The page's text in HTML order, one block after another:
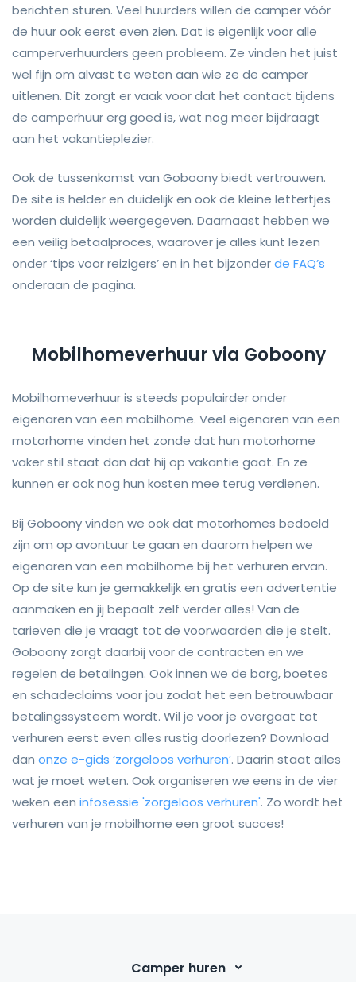
berichten sturen. Veel huurders willen de camper vóór
de huur ook eerst even zien. Dat is eigenlijk voor alle
camperverhuurders geen probleem. Ze vinden het juist
wel fijn om alvast te weten aan wie ze de camper
uitlenen. Dit zorgt er vaak voor dat het contact tijdens
de camperhuur erg goed is, wat nog meer bijdraagt
aan het vakantieplezier.
Ook de tussenkomst van Goboony biedt vertrouwen.
De site is helder en duidelijk en ook de kleine lettertjes
worden duidelijk weergegeven. Daarnaast hebben we
een veilig betaalproces, waarover je alles kunt lezen
onder ‘tips voor reizigers’ en in het bijzonderde FAQ’s
onderaan de pagina.
Mobilhomeverhuur via Goboony
Mobilhomeverhuur is steeds populairder onder
eigenaren van een mobilhome. Veel eigenaren van een
motorhome vinden het zonde dat hun motorhome
vaker stil staat dan dat hij op vakantie gaat. En ze
kunnen er ook nog hun kosten mee terug verdienen.
Bij Goboony vinden we ook dat motorhomes bedoeld
zijn om op avontuur te gaan en daarom helpen we
eigenaren van een mobilhome bij het verhuren ervan.
Op de site kun je gemakkelijk en gratis een advertentie
aanmaken en jij bepaalt zelf verder alles! Van de
tarieven die je vraagt tot de voorwaarden die je stelt.
Goboony zorgt daarbij voor de contracten en we
regelen de betalingen. Ook innen we de borg, boetes
en schadeclaims voor jou zodat het een betrouwbaar
betalingssysteem wordt. Wil je voor je overgaat tot
verhuren eerst even alles rustig doorlezen? Download
dan onze e-gids ‘zorgeloos verhuren’. Daarin staat alles
wat je moet weten. Ook organiseren we eens in de vier
weken een infosessie 'zorgeloos verhuren'. Zo wordt het
verhuren van je mobilhome een groot succes!
Camper huren